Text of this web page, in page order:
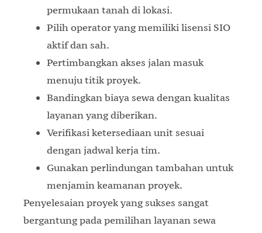
permukaan tanah di lokasi.
Pilih operator yang memiliki lisensi SIO
aktif dan sah.
Pertimbangkan akses jalan masuk
menuju titik proyek.
Bandingkan biaya sewa dengan kualitas
layanan yang diberikan.
Verifikasi ketersediaan unit sesuai
dengan jadwal kerja tim.
Gunakan perlindungan tambahan untuk
menjamin keamanan proyek.
Penyelesaian proyek yang sukses sangat
bergantung pada pemilihan layanan sewa